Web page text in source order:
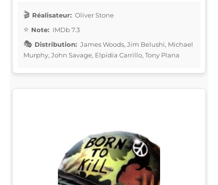
Réalisateur: Oliver Stone
Note: IMDb 7.3
Distribution: James Woods, Jim Belushi, Michael
Murphy, John Savage, Elpidia Carrillo, Tony Plana